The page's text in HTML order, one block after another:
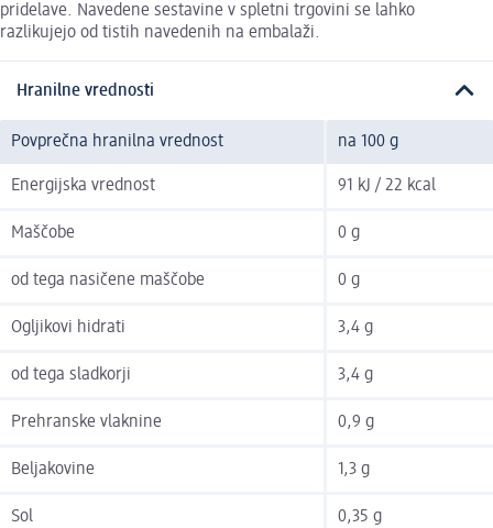
pridelave. Navedene sestavine v spletni trgovini se lahko
razlikujejo od tistih navedenih na embalaži.
Hranilne vrednosti
Povprečna hranilna vrednost na 100 g
Energijska vrednost 91 kJ / 22 kcal
Maščobe 0 g
od tega nasičene maščobe 0 g
Ogljikovi hidrati 3,4 g
od tega sladkorji 3,4 g
Prehranske vlaknine 0,9 g
Beljakovine 1,3 g
Sol 0,35 g